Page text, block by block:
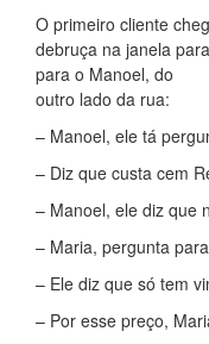
O primeiro cliente
debruça na janela
para o Manoel, do
outro lado da rua:
– Manoel, ele tá
– Diz que custa cem
– Manoel, ele diz que
– Maria, pergunta
– Ele diz que só tem
– Por esse preço,